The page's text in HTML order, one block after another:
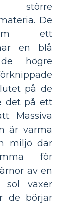
större
De
ett
en blå
högre
på de
det på ett
Massiva
är varma
miljö där
för
av en
sol växer
de börjar